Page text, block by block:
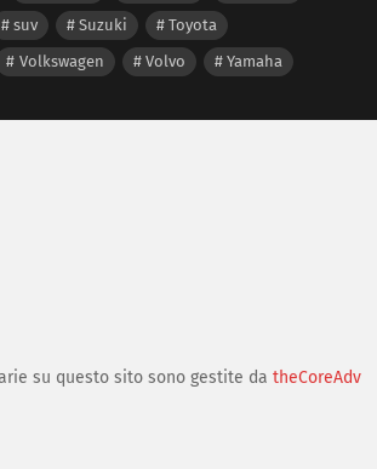
suv Suzuki
Toyota
Volkswagen Volvo Yamaha
su questo sito sono gestite da theCoreAdv